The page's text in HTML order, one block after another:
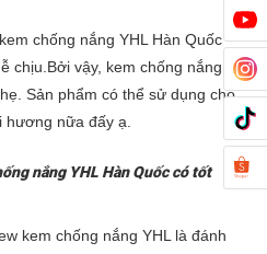
chống nắng YHL Hàn Quốc
chịu.Bởi vậy, kem chống nắng
Sản phẩm có thể sử dụng cho
nữa đấy ạ.
nắng YHL Hàn Quốccó tốt
kem chống nắng YHL là đánh